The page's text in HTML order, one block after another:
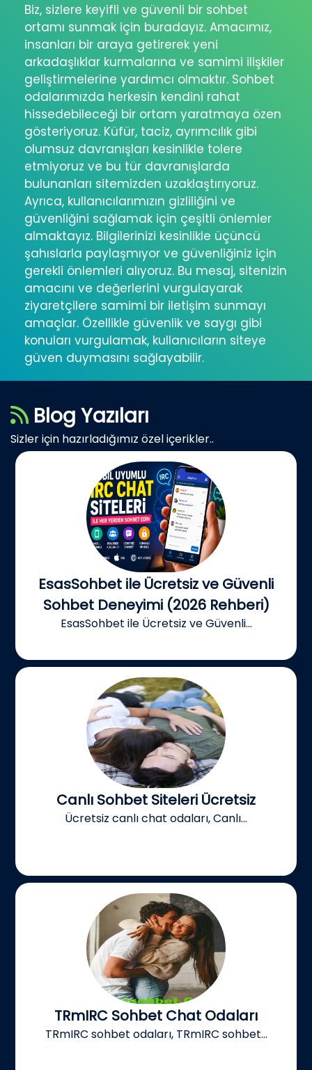
Biz, sizlere keyifli ve güvenli bir sohbet
ortamı sunmak için buradayız. Amacımız,
insanları bir araya getirerek yeni
arkadaşlıklar kurmalarına ve samimi ilişkiler
geliştirmelerine yardımcı olmaktır. Sohbet
odalarımızda herkesin kendini rahat
hissedebileceği bir ortam yaratmaya özen
gösteriyoruz. Küfür, taciz, ayrımcılık gibi
olumsuz davranışları kesinlikle tolere
etmiyoruz ve bu tür davranışlarda
bulunanları sitemizden uzaklaştırıyoruz.
Ayrıca, kullanıcılarımızın gizliliğini ve
güvenliğini sağlamak için çeşitli önlemler
almaktayız. Bilgilerinizi kesinlikle üçüncü
şahıslarla paylaşmıyor ve güvenliğiniz için
gerekli önlemleri alıyoruz. Bu mesaj, sitenizin
amacını ve değerlerini vurgulayarak
ziyaretçilere samimi bir iletişim sunmayı
amaçlar. Özellikle güvenlik ve saygı gibi
konuları vurgulamak, kullanıcıların siteye
güven duymasını sağlayabilir.
Blog Yazıları
Sizler için hazırladığımız özel içerikler..
EsasSohbet ile Ücretsiz ve Güvenli
Sohbet Deneyimi (2026 Rehberi)
EsasSohbet ile Ücretsiz ve Güvenli...
Canlı Sohbet Siteleri Ücretsiz
Ücretsiz canlı chat odaları, Canlı...
TRmIRC Sohbet Chat Odaları
TRmIRC sohbet odaları, TRmIRC sohbet...